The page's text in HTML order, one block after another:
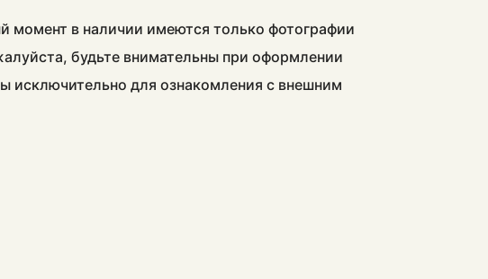
момент в наличии имеются только фотографии
будьте внимательны при оформлении
исключительно для ознакомления с внешним